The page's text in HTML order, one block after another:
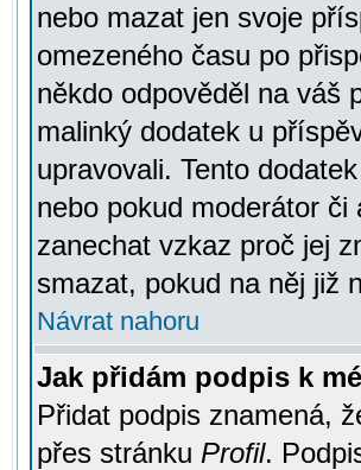
nebo mazat jen svoje
omezeného času po
někdo odpověděl na váš
malinký dodatek u
upravovali. Tento
nebo pokud moderátor
zanechat vzkaz proč jej
smazat, pokud na něj již
Návrat nahoru
Jak přidám podpis k
Přidat podpis znamená,
přes stránku Profil.